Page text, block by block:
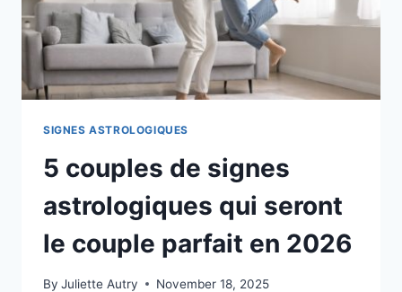
SIGNES ASTROLOGIQUES
5 couples de signes
astrologiques qui seront
le couple parfait en 2026
By Juliette Autry November 18, 2025